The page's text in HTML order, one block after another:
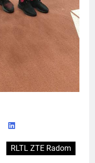
Share
Pinterest
RLTL ZTE Radom